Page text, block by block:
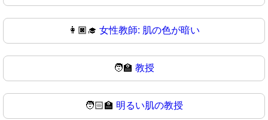
👩🏿‍🎓 女性教師: 肌の色が暗い
🧑‍🏫 教授
🧑🏻‍🏫 明るい肌の教授